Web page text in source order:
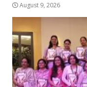
August 9, 2026